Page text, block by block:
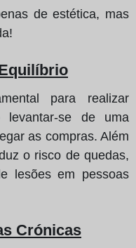
de estética, mas
para realizar
levantar-se de uma
as compras. Além
o risco de quedas,
lesões em pessoas
Crónicas